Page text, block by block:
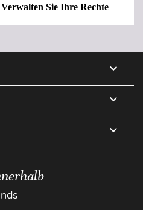
Verwalten Sie Ihre Rechte


